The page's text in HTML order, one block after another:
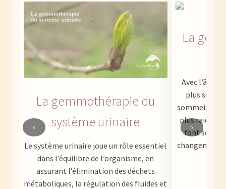
La gemmothérapie du
système urinaire
Le système urinaire joue un rôle essentiel
dans l’équilibre de l’organisme, en
assurant l’élimination des déchets
métaboliques, la régulation des fluides et
La
Avec l’âge,
plus
sommeil
plus raides
font
‹ ›